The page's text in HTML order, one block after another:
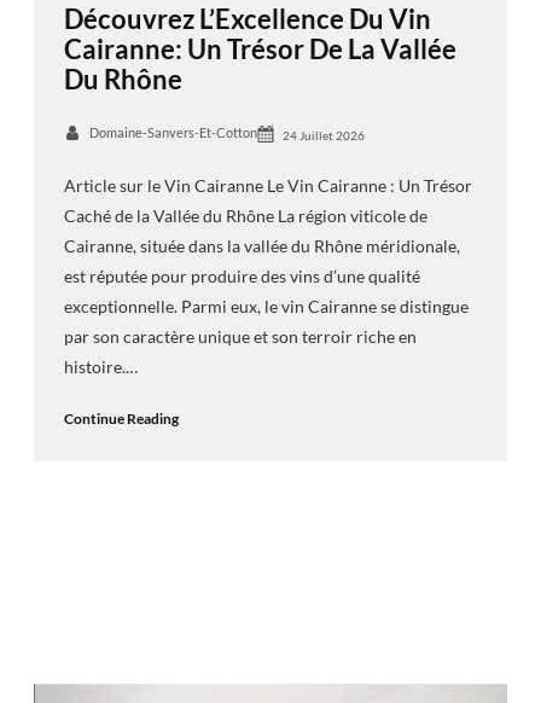
Découvrez L’Excellence Du Vin
Cairanne: Un Trésor De La Vallée
Du Rhône
Domaine-Sanvers-Et-Cotton 24 Juillet 2026
Article sur le Vin Cairanne Le Vin Cairanne : Un Trésor
Caché de la Vallée du Rhône La région viticole de
Cairanne, située dans la vallée du Rhône méridionale,
est réputée pour produire des vins d’une qualité
exceptionnelle. Parmi eux, le vin Cairanne se distingue
par son caractère unique et son terroir riche en
histoire.…
Continue Reading